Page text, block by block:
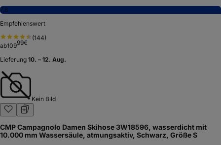
7,8
Empfehlenswert
(144)
ab10999€
Lieferung 10. – 12. Aug.
Kein Bild
CMP Campagnolo Damen Skihose 3W18596, wasserdicht mit
10.000 mm Wassersäule, atmungsaktiv, Schwarz, Größe S